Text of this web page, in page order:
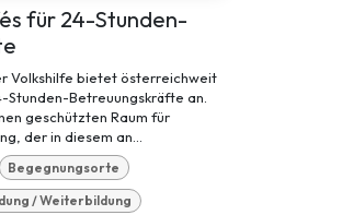
für 24-Stunden-
Volkshilfe bietet österreichweit
Stunden-Betreuungskräfte an.
geschützten Raum für
der in diesem an...
Begegnungsorte
/ Weiterbildung